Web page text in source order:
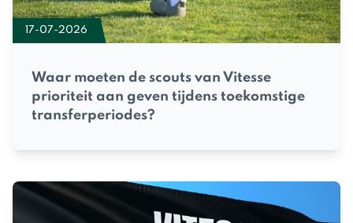
17-07-2026
Waar moeten de scouts van Vitesse
prioriteit aan geven tijdens toekomstige
transferperiodes?